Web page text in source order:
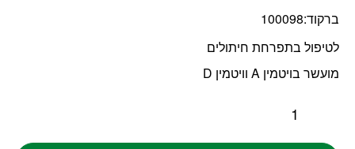
לטיפול בתפרחת חיתולים
מועשר בויטמין A וויטמין D
ברקוד:100098